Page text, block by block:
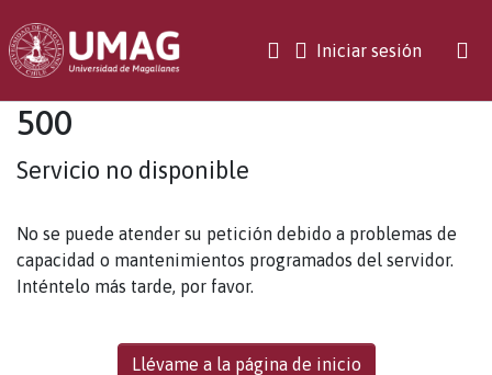
Iniciar sesión(current)
500
Servicio no disponible
No se puede atender su petición debido a problemas de
capacidad o mantenimientos programados del servidor.
Inténtelo más tarde, por favor.
Llévame a la página de inicio